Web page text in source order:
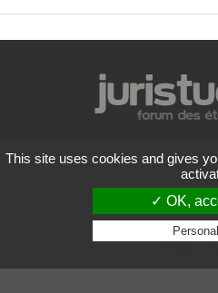
Mentions
Politique de
Conditions
Liste des
Copyright
2026
This site uses cookies and gives
✓ OK,